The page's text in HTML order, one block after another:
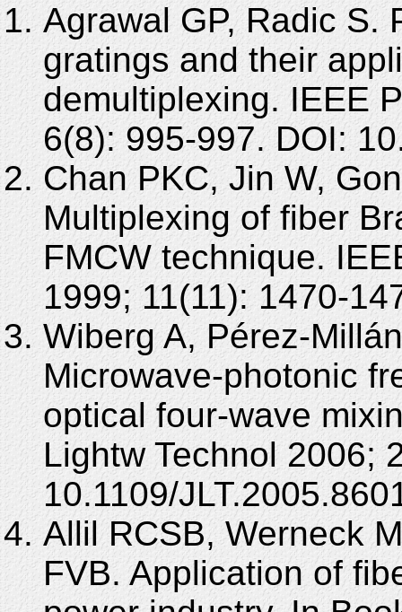
Agrawal GP, Radic S.
gratings and their
demultiplexing. IEEE
6(8): 995-997. DOI:
Chan PKC, Jin W,
Multiplexing of fiber
FMCW technique.
1999; 11(11): 1470-
Wiberg A, Pérez-
Microwave-photonic
optical four-wave
Lightw Technol 2006;
10.1109/
Allil RCSB, Werneck
FVB. Application of